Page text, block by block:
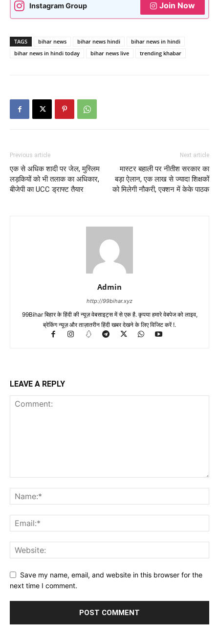
Instagram Group Join Now
TAGS bihar news bihar news hindi
bihar news in hindi
bihar news in hindi today
bihar news live trending khabar
Previous article
एक से अधिक शादी पर जेल, मुस्लिम
लड़कियों को भी तलाक का अधिकार,
बीजेपी का UCC ड्राफ्ट तैयार
Next article
मास्टर बहाली पर नीतीश सरकार का
बड़ा ऐलान, एक लाख से ज्यादा शिक्षकों
को मिलेगी नौकरी, एक्शन में केके पाठक
Admin
http://99bihar.xyz
99Bihar बिहार के हिंदी की न्यूज़ वेबसाइट्स में से एक है. कृपया हमारे वेबपेज को लाइव,
ब्रेकिंग न्यूज़ और ताज़ातरीन हिंदी खबर देखने के लिए विजिट करें !.
LEAVE A REPLY
Save my name, email, and website in this browser for the
next time I comment.